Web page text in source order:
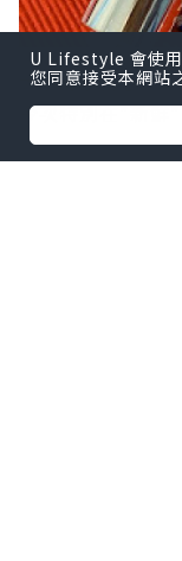
大家有無留意
今次特別在"新
U Lifestyle 會使
您同意接受本網站